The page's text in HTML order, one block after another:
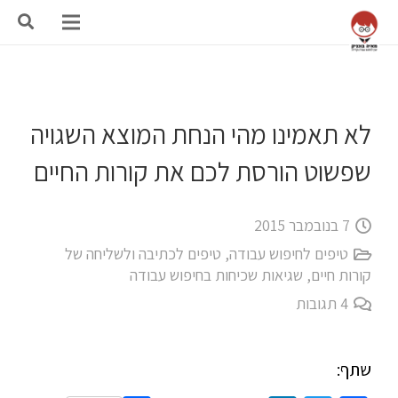
לא תאמינו מהי הנחת המוצא השגויה
שפשוט הורסת לכם את קורות החיים
7 בנובמבר 2015
טיפים לחיפוש עבודה, טיפים לכתיבה ולשליחה של
קורות חיים, שגיאות שכיחות בחיפוש עבודה
4 תגובות
שתף: